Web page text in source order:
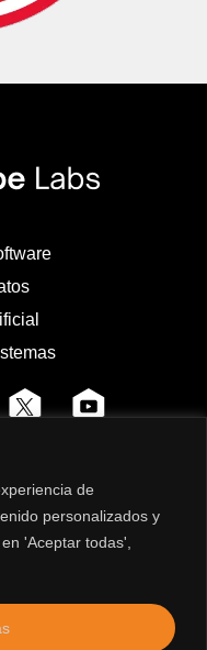
de
personalizados y
'Aceptar todas',